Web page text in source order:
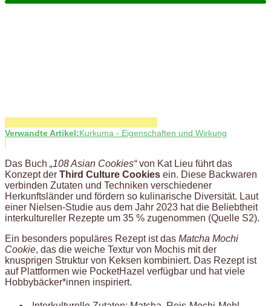
Verwandte Artikel:Kurkuma - Eigenschaften und Wirkung
Das Buch „108 Asian Cookies“von Kat Lieu führt das
Konzept der Third Culture Cookies ein. Diese Backwaren
verbinden Zutaten und Techniken verschiedener
Herkunftsländer und fördern so kulinarische Diversität. Laut
einer Nielsen-Studie aus dem Jahr 2023 hat die Beliebtheit
interkultureller Rezepte um 35 % zugenommen (Quelle S2).
Ein besonders populäres Rezept ist das Matcha Mochi
Cookie, das die weiche Textur von Mochis mit der
knusprigen Struktur von Keksen kombiniert. Das Rezept ist
auf Plattformen wie PocketHazel verfügbar und hat viele
Hobbybäcker*innen inspiriert.